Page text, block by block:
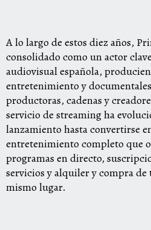
A lo largo de estos diez años,
consolidado como un actor
audiovisual española,
entretenimiento y
productoras, cadenas y
servicio de streaming ha
lanzamiento hasta convertirse
entretenimiento completo que
programas en directo,
servicios y alquiler y compra
mismo lugar.